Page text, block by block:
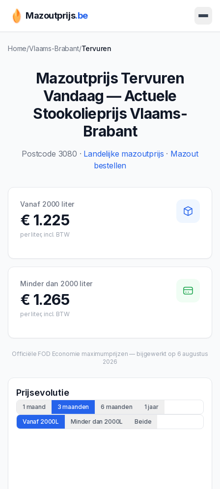
Mazoutprijs.be
Home/Vlaams-Brabant/Tervuren
MazoutprijsTervuren
Vandaag — Actuele
StookolieprijsVlaams-
Brabant
Postcode 3080 · Landelijke mazoutprijs · Mazout
bestellen
Vanaf 2000 liter
€ 1.225
per liter, incl. BTW
Minder dan 2000 liter
€ 1.265
per liter, incl. BTW
Officiële FOD Economie maximumprijzen — bijgewerkt op 6 augustus
2026
Prijsevolutie
1 maand 3 maanden 6 maanden
1 jaar
Vanaf 2000L
Minder dan 2000L Beide